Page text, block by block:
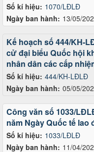
Số kí hiệu: 1070/LĐLĐ
Ngày ban hành: 13/05/
Số kí hiệu: 444/KH-LĐLĐ
Ngày ban hành: 05/05/
Kế hoạch số 444/KH-
cử đại biểu Quốc hội
nhân dân các cấp
Số kí hiệu: 1033/LĐLĐ
Ngày ban hành: 11/04/
Công văn số 1033/
năm Ngày Quốc tế lao